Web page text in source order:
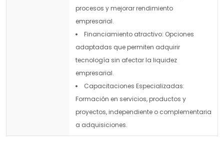
procesos y mejorar rendimiento
empresarial.
Financiamiento atractivo: Opciones
adaptadas que permiten adquirir
tecnología sin afectar la liquidez
empresarial.
Capacitaciones Especializadas:
Formación en servicios, productos y
proyectos, independiente o complementaria
a adquisiciones.